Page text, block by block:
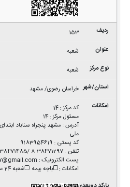
153
شعبه
شعبه
خراسان رضوی/ مشهد
کد مرکز:
14
مسئول مرکز:
14
آدرس:مشهد پنجراه سناباد
ملی
کد پستی :
9183954619
تلفن :
38471297-8 /38471485-6 /38435604
پست الکترونیک:
امکانات: باجه بیمه شعبه 24 ساعته